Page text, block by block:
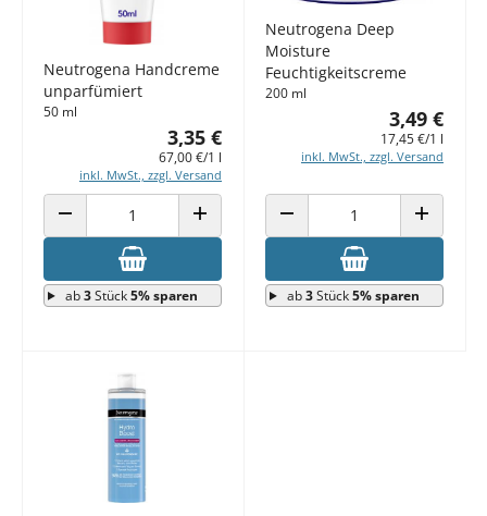
Neutrogena Handcreme
unparfümiert
50 ml
3,35 €
67,00 €/1 l
inkl. MwSt., zzgl. Versand
ANZAHL VERRINGERN ANZAHL ERHÖHEN
ab3Stück5% sparen
Neutrogena Deep
Moisture
Feuchtigkeitscreme
200 ml
3,49 €
17,45 €/1 l
inkl. MwSt., zzgl. Versand
ANZAHL VERRINGERN ANZAHL
ab3Stück5% sparen